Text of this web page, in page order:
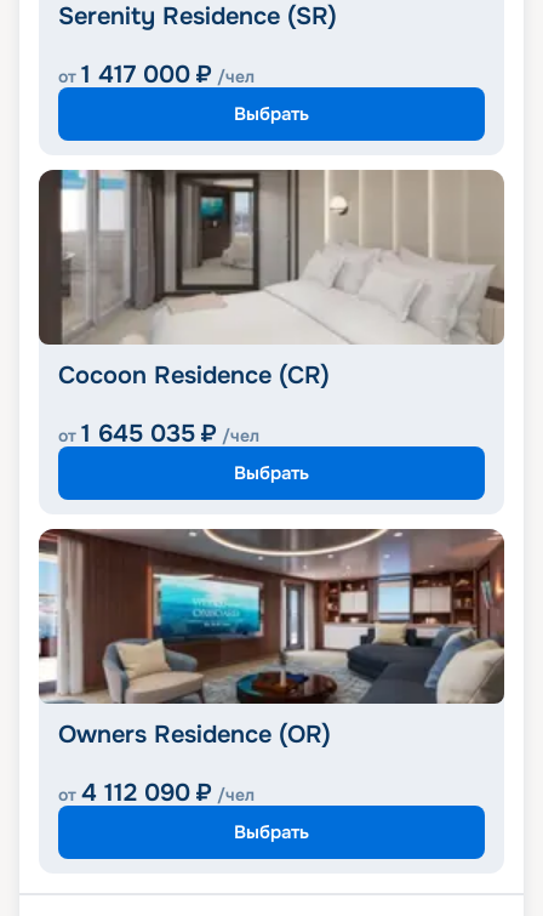
Serenity Residence (SR)
от 1 417 000 ₽ /чел
Выбрать
Cocoon Residence (CR)
от 1 645 035 ₽ /чел
Выбрать
Owners Residence (OR)
от 4 112 090 ₽ /чел
Выбрать